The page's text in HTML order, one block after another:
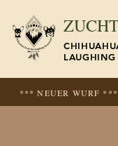
*** NEUER WURF